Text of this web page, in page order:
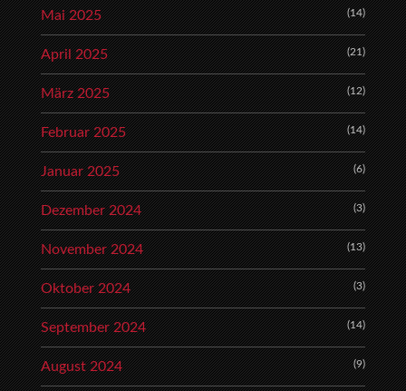
Mai 2025 (14)
April 2025 (21)
März 2025 (12)
Februar 2025 (14)
Januar 2025 (6)
Dezember 2024 (3)
November 2024 (13)
Oktober 2024 (3)
September 2024 (14)
August 2024 (9)